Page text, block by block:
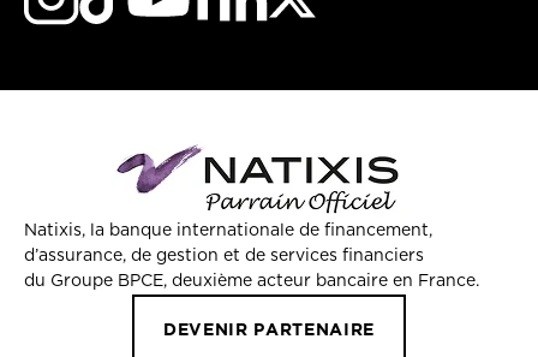
Natixis, la banque internationale de financement,
d’assurance, de gestion et de services financiers
du Groupe BPCE, deuxième acteur bancaire en France.
DEVENIR PARTENAIRE